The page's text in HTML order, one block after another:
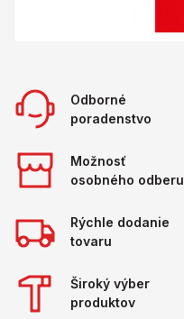
Odborné
poradenstvo
Možnosť
osobného odberu
Rýchle dodanie
tovaru
Široký výber
produktov